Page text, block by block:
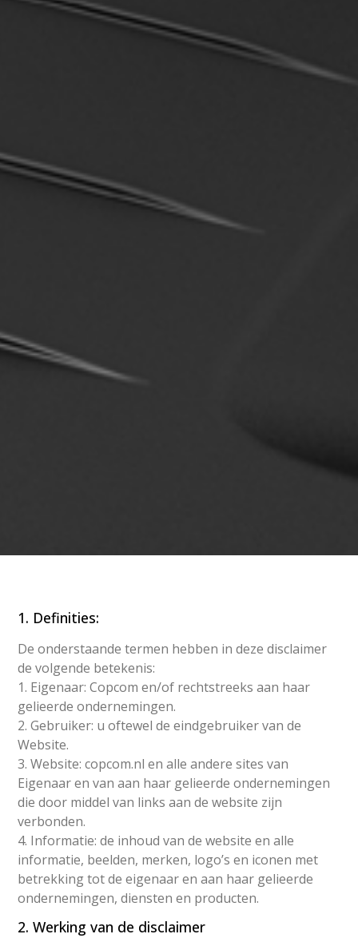
1. Definities:
De onderstaande termen hebben in deze disclaimer
de volgende betekenis:
1. Eigenaar: Copcom en/of rechtstreeks aan haar
gelieerde ondernemingen.
2. Gebruiker: u oftewel de eindgebruiker van de
Website.
3. Website: copcom.nl en alle andere sites van
Eigenaar en van aan haar gelieerde ondernemingen
die door middel van links aan de website zijn
verbonden.
4. Informatie: de inhoud van de website en alle
informatie, beelden, merken, logo’s en iconen met
betrekking tot de eigenaar en aan haar gelieerde
ondernemingen, diensten en producten.
2. Werking van de disclaimer